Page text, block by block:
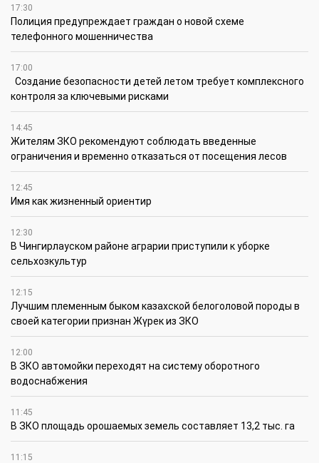
17:30
Полиция предупреждает граждан о новой схеме
телефонного мошенничества
17:00
Создание безопасности детей летом требует комплексного
контроля за ключевыми рисками
14:45
Жителям ЗКО рекомендуют соблюдать введенные
ограничения и временно отказаться от посещения лесов
12:45
Имя как жизненный ориентир
12:30
В Чингирлауском районе аграрии приступили к уборке
сельхозкультур
12:15
Лучшим племенным быком казахской белоголовой породы в
своей категории признан Жүрек из ЗКО
12:00
В ЗКО автомойки переходят на систему оборотного
водоснабжения
11:45
В ЗКО площадь орошаемых земель составляет 13,2 тыс. га
11:15